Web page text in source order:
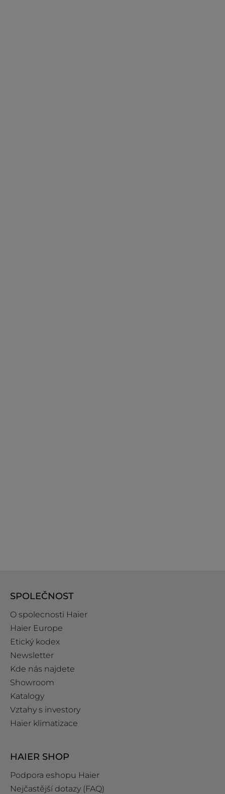
SPOLEČNOST
O spolecnosti Haier
Haier Europe
Etický kodex
Newsletter
Kde nás najdete
Showroom
Katalogy
Vztahy s investory
Haier klimatizace
HAIER SHOP
Podpora eshopu Haier
Nejčastější dotazy (FAQ)